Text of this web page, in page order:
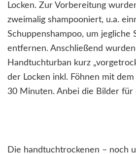
Locken. Zur Vorbereitung
zweimalig shampooniert, u.a.
Schuppenshampoo, um jegliche
entfernen. Anschließend
Handtuchturban kurz
der Locken inkl. Föhnen mit
30 Minuten. Anbei die Bilder für
Die handtuchtrockenen – noch